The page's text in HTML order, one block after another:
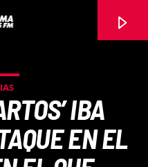
IBA
EN EL